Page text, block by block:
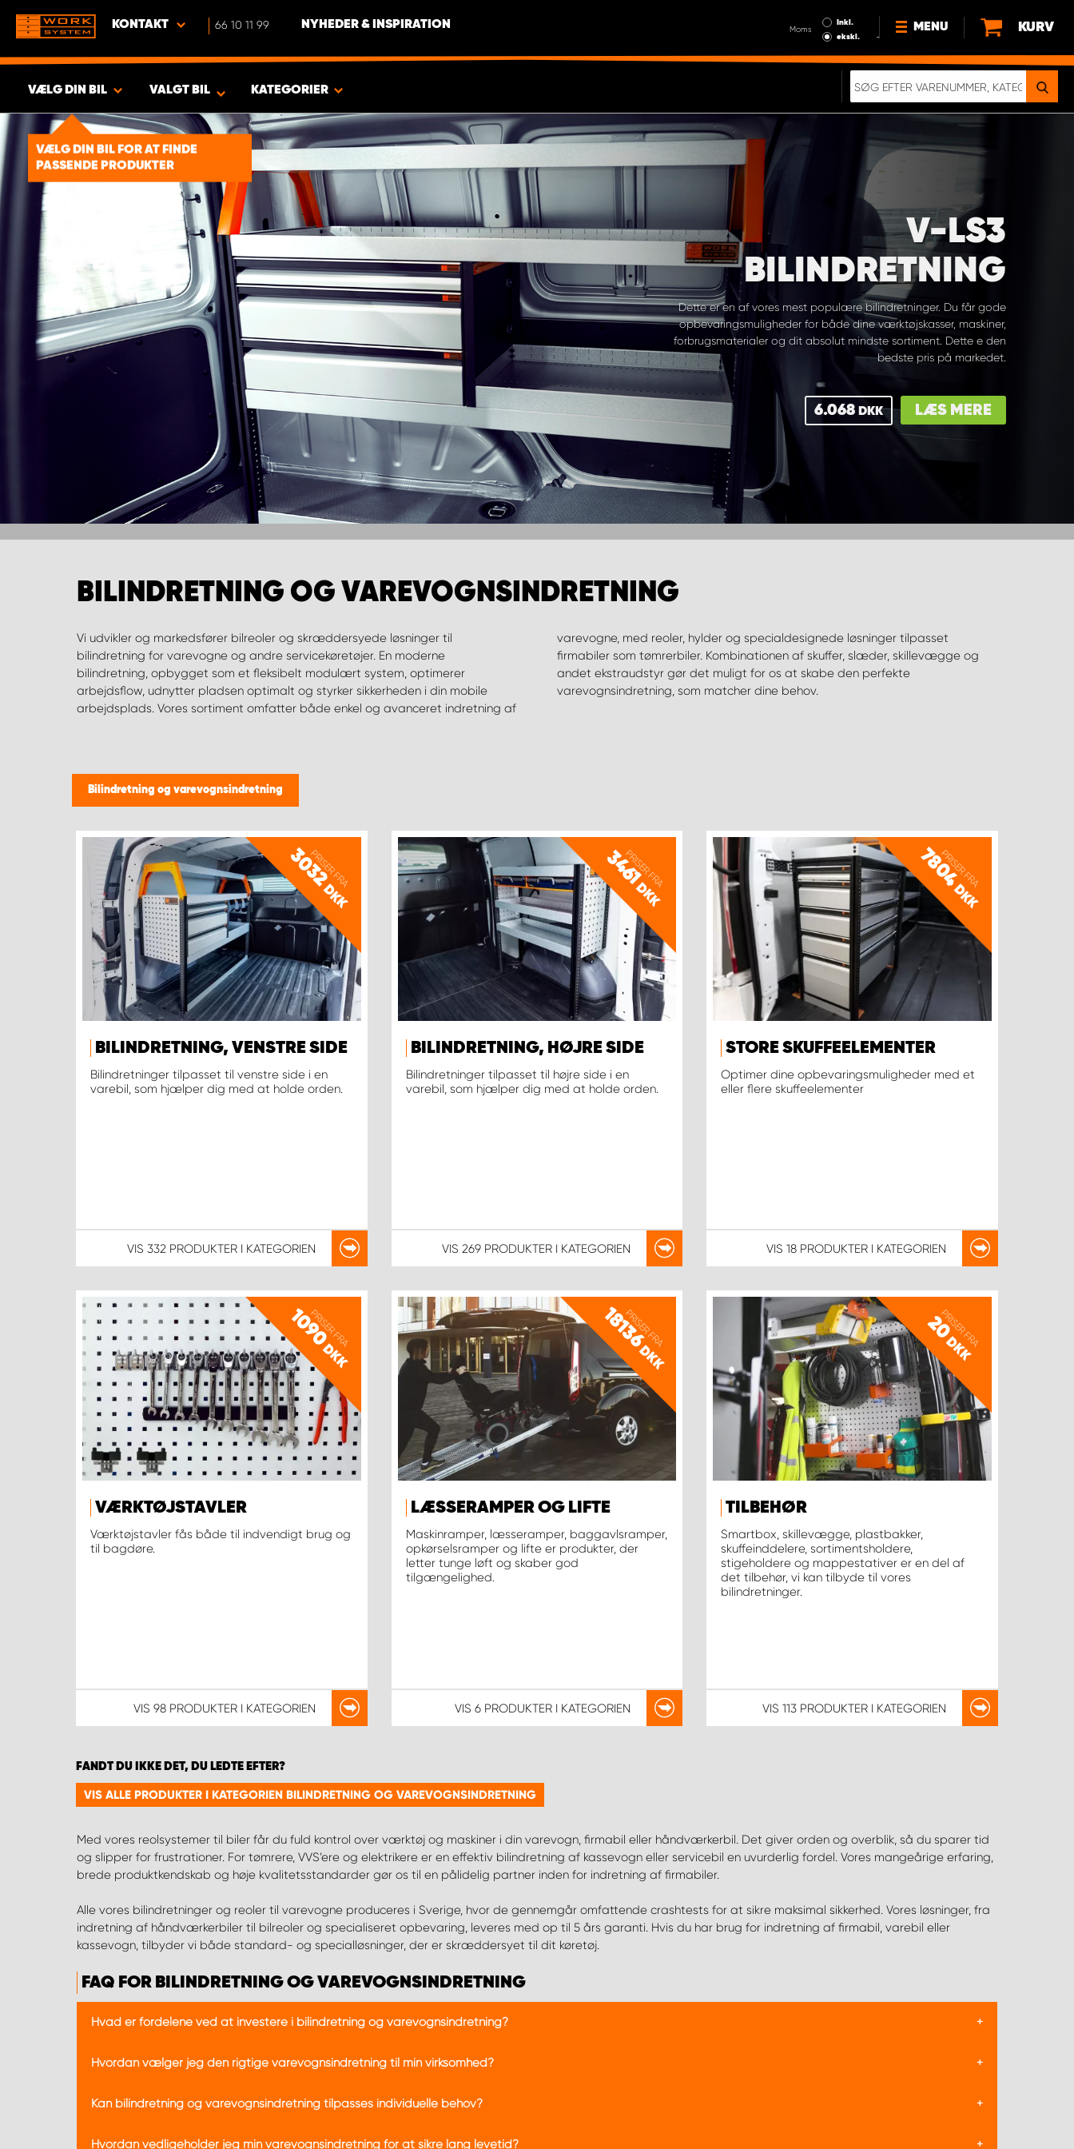
KONTAKT 66 10 11 99 NYHEDER & INSPIRATION Moms
Inkl.
ekskl.
MENU
HVORFOR VÆLGE WORK
NYHEDER
HANDELSBETINGELSER
DATABESKYTTELSE
RETTIGHEDER
GDPR
EN RIGTIG KOLLISIONSTEST
KURV
VÆLG DIN BIL
VÆLG DIN BIL FOR AT FINDE
PASSENDE PRODUKTER
VIS RESULTAT - 1930PRODUKTER
VALGT BIL KATEGORIER
V-LS3
BILINDRETNING
Dette er en af vores mest populære bilindretninger. Du får gode
opbevaringsmuligheder for både dine værktøjskasser, maskiner,
forbrugsmaterialer og dit absolut mindste sortiment. Dette e den
bedste pris på markedet.
6.068 DKK LÆS MERE
BILINDRETNING OG VAREVOGNSINDRETNING
Vi udvikler og markedsfører bilreoler og skræddersyede løsninger til
bilindretning for varevogne og andre servicekøretøjer. En moderne
bilindretning, opbygget som et fleksibelt modulært system, optimerer
arbejdsflow, udnytter pladsen optimalt og styrker sikkerheden i din mobile
arbejdsplads. Vores sortiment omfatter både enkel og avanceret indretning af
varevogne, med reoler, hylder og specialdesignede løsninger tilpasset
firmabiler som tømrerbiler. Kombinationen af skuffer, slæder, skillevægge og
andet ekstraudstyr gør det muligt for os at skabe den perfekte
varevognsindretning, som matcher dine behov.
Bilindretning og varevognsindretning
PRISER FRA
3032
DKK
BILINDRETNING, VENSTRE SIDE
Bilindretninger tilpasset til venstre side i en
varebil, som hjælper dig med at holde orden.
VIS 332 PRODUKTERI KATEGORIEN
PRISER FRA
3461
DKK
BILINDRETNING, HØJRE SIDE
Bilindretninger tilpasset til højre side i en
varebil, som hjælper dig med at holde orden.
VIS 269 PRODUKTER I KATEGORIEN
PRISER FRA
7804
DKK
STORE SKUFFEELEMENTER
Optimer dine opbevaringsmuligheder med et
eller flere skuffeelementer
VIS 18 PRODUKTERI KATEGORIEN
PRISER FRA
1090
DKK
VÆRKTØJSTAVLER
Værktøjstavler fås både til indvendigt brug og
til bagdøre.
VIS 98 PRODUKTERI KATEGORIEN
PRISER FRA
18136
DKK
LÆSSERAMPER OG LIFTE
Maskinramper, læsseramper, baggavlsramper,
opkørselsramper og lifte er produkter, der
letter tunge løft og skaber god
tilgængelighed.
VIS6 PRODUKTER I KATEGORIEN
PRISER FRA
20
DKK
TILBEHØR
Smartbox, skillevægge, plastbakker,
skuffeinddelere, sortimentsholdere,
stigeholdere og mappestativer er en del af
det tilbehør, vi kan tilbyde til vores
bilindretninger.
VIS 113 PRODUKTERI KATEGORIEN
FANDT DU IKKE DET, DU LEDTE EFTER?
VIS ALLE PRODUKTER I KATEGORIEN BILINDRETNING OG VAREVOGNSINDRETNING
Med vores reolsystemer til biler får du fuld kontrol over værktøj og maskiner i din varevogn, firmabil eller håndværkerbil. Det giver orden og overblik, så du sparer tid
og slipper for frustrationer. For tømrere, VVS’ere og elektrikere er en effektiv bilindretning af kassevogn eller servicebil en uvurderlig fordel. Vores mangeårige erfaring,
brede produktkendskab og høje kvalitetsstandarder gør os til en pålidelig partner inden for indretning af firmabiler.
Alle vores bilindretninger og reoler til varevogne produceres i Sverige, hvor de gennemgår omfattende crashtests for at sikre maksimal sikkerhed. Vores løsninger, fra
indretning af håndværkerbiler til bilreoler og specialiseret opbevaring, leveres med op til 5 års garanti. Hvis du har brug for indretning af firmabil, varebil eller
kassevogn, tilbyder vi både standard- og specialløsninger, der er skræddersyet til dit køretøj.
FAQ FOR BILINDRETNING OG VAREVOGNSINDRETNING
Hvad er fordelene ved at investere i bilindretning og varevognsindretning?
- Investering i bilindretning og varevognsindretning øger organisationen og effektiviteten i dit arbejde, da det giver hurtig adgang til værktøjer og materialer.
Det forbedrer også sikkerheden ved at sikre, at lasten er korrekt fastgjort under transport og beskytter dermed både chaufføren og lasten. Desuden kan en
Hvordan vælger jeg den rigtige varevognsindretning til min virksomhed?
- Vælg varevognsindretning baseret på din specifikke branche og de værktøjer/materialer du oftest bruger. Overvej funktioner som hylder, skuffer, og
opbevaringsmuligheder for små dele. Det er også vigtigt at tage højde for varevognens størrelse og lasteevne. En skræddersyet løsning kan sikre at du
Kan bilindretning og varevognsindretning tilpasses individuelle behov?
- Ja, mange udbydere af bilindretning og varevognsindretning tilbyder skræddersyede løsninger, der kan tilpasses nøjagtigt til kundens individuelle behov.
Hvordan vedligeholder jeg min varevognsindretning for at sikre lang levetid?